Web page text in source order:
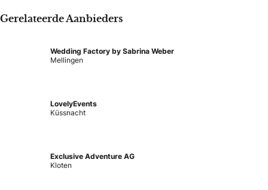
Gerelateerde Aanbieders
Wedding Factory by Sabrina Weber
Mellingen
LovelyEvents
Küssnacht
Exclusive Adventure AG
Kloten